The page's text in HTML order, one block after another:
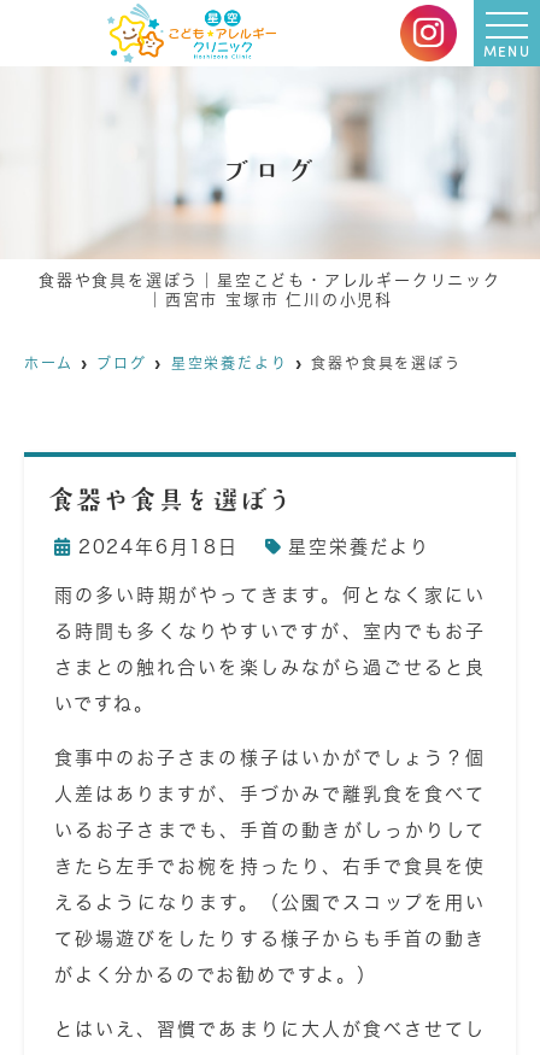
MENU
ブログ
食器や食具を選ぼう｜星空こども・アレルギークリニック
｜西宮市 宝塚市 仁川の小児科
ホーム ブログ 星空栄養だより 食器や食具を選ぼう
食器や食具を選ぼう
2024年6月18日 星空栄養だより
雨の多い時期がやってきます。何となく家にい
る時間も多くなりやすいですが、室内でもお子
さまとの触れ合いを楽しみながら過ごせると良
いですね。
食事中のお子さまの様子はいかがでしょう？個
人差はありますが、手づかみで離乳食を食べて
いるお子さまでも、手首の動きがしっかりして
きたら左手でお椀を持ったり、右手で食具を使
えるようになります。（公園でスコップを用い
て砂場遊びをしたりする様子からも手首の動き
がよく分かるのでお勧めですよ。）
とはいえ、習慣であまりに大人が食べさせてし